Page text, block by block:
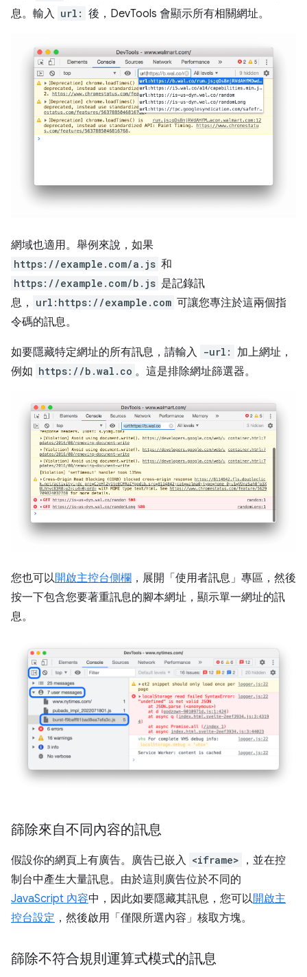
息。輸入 url: 後，DevTools 會顯示所有相關網址。
網域也適用。舉例來說，如果
https://example.com/a.js 和
https://example.com/b.js 是記錄訊
息，
url:https://example.com 可讓您專注於這兩個指
令碼的訊息。
如要隱藏特定網址的所有訊息，請輸入 -url:
加上網址，
例如 https://b.wal.co 。這是排除網址篩選器。
您也可以開啟主控台側欄 ，展開「使用者訊息」 專區，然後
按一下包含您要著重訊息的腳本網址，顯示單一網址的訊
息。
篩除來自不同內容的訊息
假設你的網頁上有廣告。廣告已嵌入 <iframe>
，並在控
制台中產生大量訊息。由於這則廣告位於不同的
JavaScript 內容中，因此如要隱藏其訊息，您可以開啟主
控台設定 ，然後啟用「僅限所選內容」 核取方塊。
篩除不符合規則運算式模式的訊息